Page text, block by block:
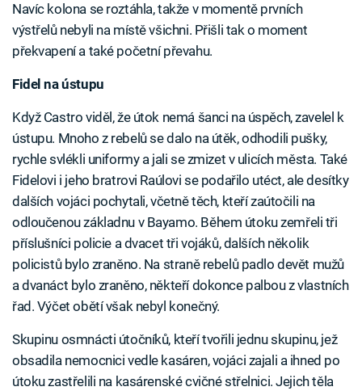
Navíc kolona se roztáhla, takže v momentě prvních
výstřelů nebyli na místě všichni. Přišli tak o moment
překvapení a také početní převahu.
Fidel na ústupu
Když Castro viděl, že útok nemá šanci na úspěch, zavelel k
ústupu. Mnoho z rebelů se dalo na útěk, odhodili pušky,
rychle svlékli uniformy a jali se zmizet v ulicích města. Také
Fidelovi i jeho bratrovi Raúlovi se podařilo utéct, ale desítky
dalších vojáci pochytali, včetně těch, kteří zaútočili na
odloučenou základnu v Bayamo. Během útoku zemřeli tři
příslušníci policie a dvacet tři vojáků, dalších několik
policistů bylo zraněno. Na straně rebelů padlo devět mužů
a dvanáct bylo zraněno, někteří dokonce palbou z vlastních
řad. Výčet obětí však nebyl konečný.
Skupinu osmnácti útočníků, kteří tvořili jednu skupinu, jež
obsadila nemocnici vedle kasáren, vojáci zajali a ihned po
útoku zastřelili na kasárenské cvičné střelnici. Jejich těla